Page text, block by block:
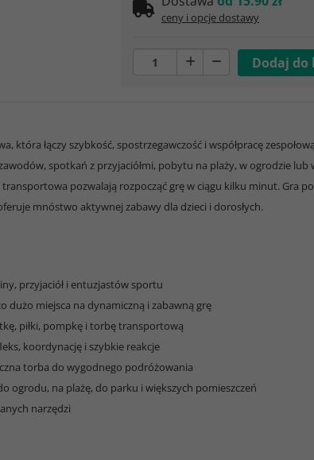
ceny i opcje dostawy
która łączy szybkość, spostrzegawczość i współpracę
spotkań z przyjaciółmi, pobytu na plaży, w ogrodzie lub
pozwalają rozpocząć grę w ciągu kilku minut. Gra
mnóstwo aktywnej zabawy dla dzieci i dorosłych.
przyjaciół i entuzjastów sportu
dużo miejsca na dynamiczną i zabawną grę
piłki, pompkę i torbę transportową
koordynację i szybkie reakcje
torba do wygodnego podróżowania
ogrodu, na plażę, do parku i większych pomieszczeń
narzędzi